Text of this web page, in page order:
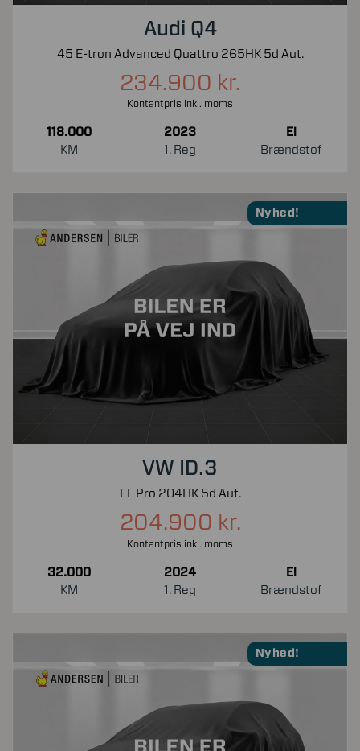
Audi Q4
45 E-tron Advanced Quattro 265HK 5d Aut.
234.900 kr.
Kontantpris inkl. moms
118.000
KM
2023
1. Reg
El
Brændstof
Nyhed!
VW ID.3
EL Pro 204HK 5d Aut.
204.900 kr.
Kontantpris inkl. moms
32.000
KM
2024
1. Reg
El
Brændstof
Nyhed!